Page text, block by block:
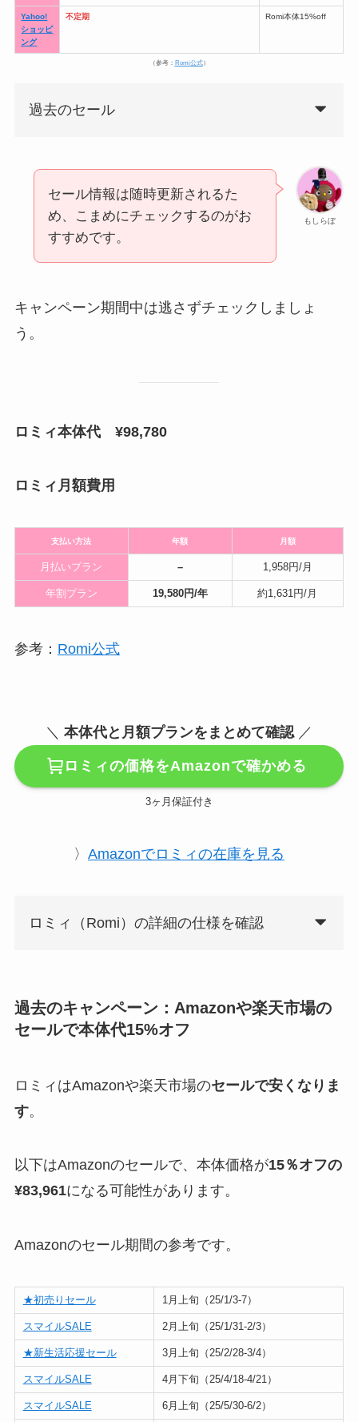
Yahoo!
ショッピ
ング
不定期 Romi本体15%off
（参考： Romi公式）
過去のセール
もしらぼ
セール情報は随時更新されるた
め、こまめにチェックするのがお
すすめです。
キャンペーン期間中は逃さずチェックしましょ
う。
ロミィ本体代 ¥98,780
ロミィ月額費用
支払い方法 年額 月額
月払いプラン – 1,958円/月
年割プラン 19,580円/年 約1,631円/月
参考： Romi公式
＼ 本体代と月額プランをまとめて確認 ／
ロミィの価格をAmazonで確かめる
3ヶ月保証付き
〉 Amazonでロミィの在庫を見る
ロミィ（Romi）の詳細の仕様を確認
過去のキャンペーン：Amazonや楽天市場の
セールで本体代15%オフ
ロミィはAmazonや楽天市場のセールで安くなりま
す。
以下はAmazonのセールで、本体価格が15％オフの
¥83,961になる可能性があります。
Amazonのセール期間の参考です。
★初売りセール 1月上旬（25/1/3-7）
スマイルSALE 2月上旬（25/1/31-2/3）
★新生活応援セール 3月上旬（25/2/28-3/4）
スマイルSALE 4月下旬（25/4/18-4/21）
スマイルSALE 6月上旬（25/5/30-6/2）